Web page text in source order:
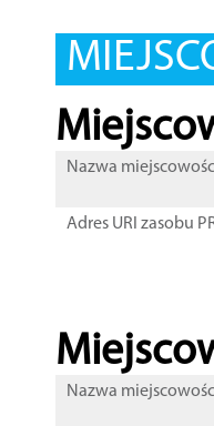
Nazwa
Adres URI zasobu
Nazwa